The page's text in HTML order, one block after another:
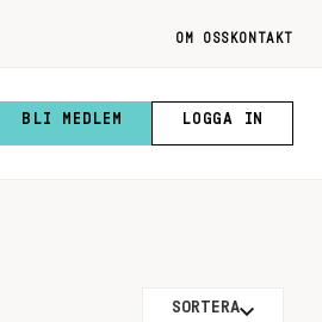
OM OSS KONTAKT
BLI MEDLEM LOGGA IN
SORTERA